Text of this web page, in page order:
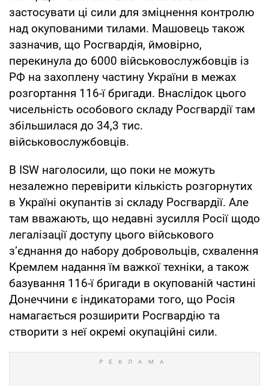
застосувати ці сили для зміцнення контролю
над окупованими тилами. Машовець також
зазначив, що Росгвардія, ймовірно,
перекинула до 6000 військовослужбовців із
РФ на захоплену частину України в межах
розгортання 116-ї бригади. Внаслідок цього
чисельність особового складу Росгвардії там
збільшилася до 34,3 тис.
військовослужбовців.
В ISW наголосили, що поки не можуть
незалежно перевірити кількість розгорнутих
в Україні окупантів зі складу Росгвардії. Але
там вважають, що недавні зусилля Росії щодо
легалізації доступу цього військового
з’єднання до набору добровольців, схвалення
Кремлем надання їм важкої техніки, а також
базування 116-ї бригади в окупованій частині
Донеччини є індикаторами того, що Росія
намагається розширити Росгвардію та
створити з неї окремі окупаційні сили.